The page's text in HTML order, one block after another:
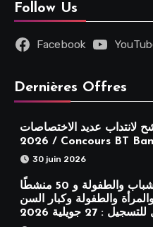
Follow Us
Facebook
Dernières Offres
لانتداب عديد الاختصاصات
2026 / Concours BT
30 juin 2026
مناظرة انتداب 120 أستاذًا للشباب والطفولة و 50 منشطًا
والطفولة وكبار السن
: 27 جويلية 2026